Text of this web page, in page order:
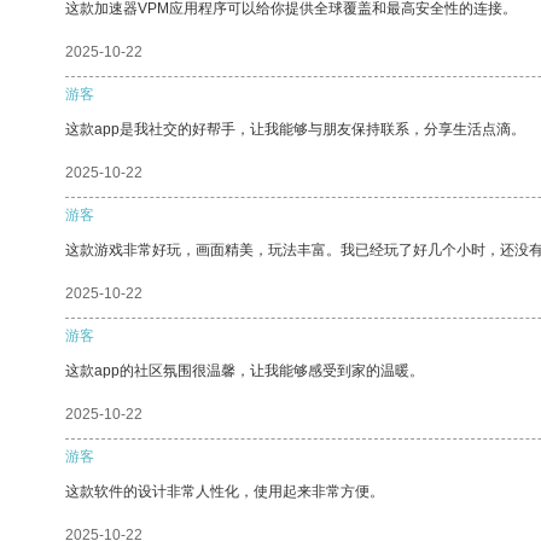
这款加速器VPM应用程序可以给你提供全球覆盖和最高安全性的连接。
2025-10-22
游客
这款app是我社交的好帮手，让我能够与朋友保持联系，分享生活点滴。
2025-10-22
游客
这款游戏非常好玩，画面精美，玩法丰富。我已经玩了好几个小时，还没
2025-10-22
游客
这款app的社区氛围很温馨，让我能够感受到家的温暖。
2025-10-22
游客
这款软件的设计非常人性化，使用起来非常方便。
2025-10-22